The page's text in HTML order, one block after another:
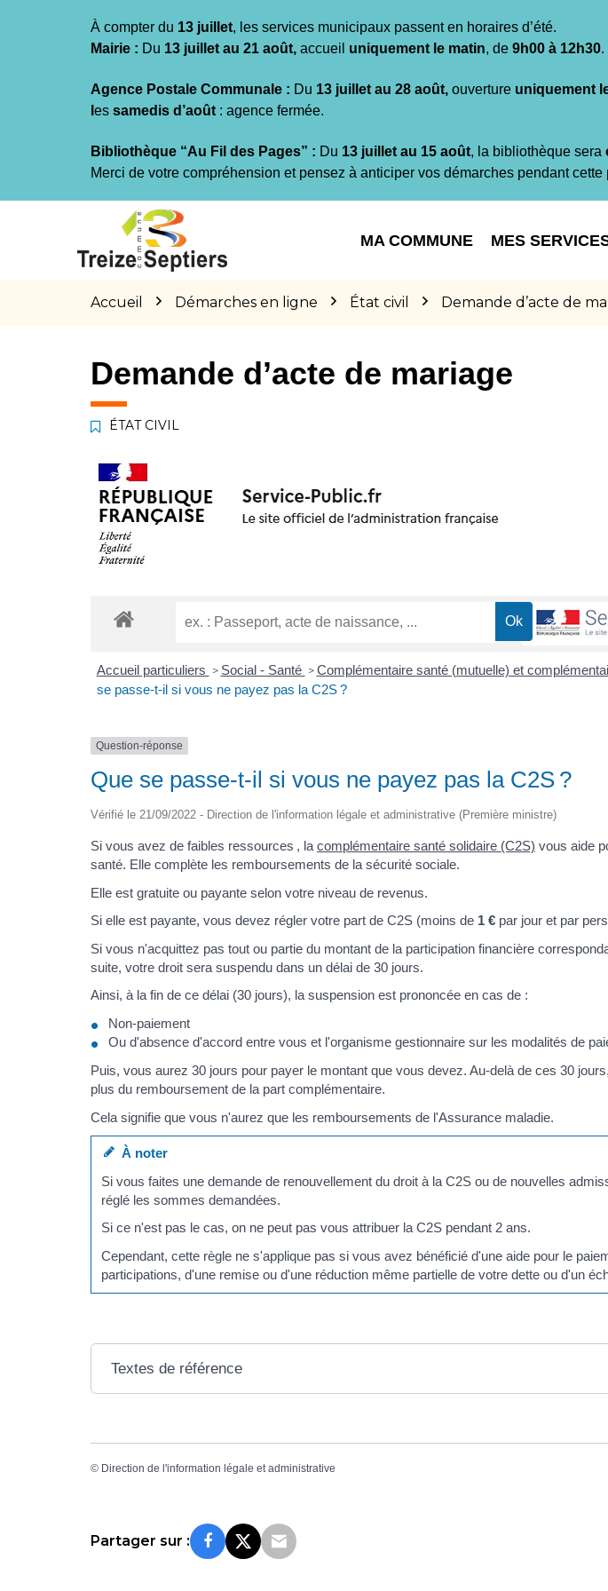
À compter du 13 juillet, les services municipaux passent en horaires d’été.
Mairie : Du 13 juillet au 21 août, accueil uniquement le matin, de 9h00 à 12h30.
Agence Postale Communale : Du 13 juillet au 28 août, ouverture uniquement
es samedis d’août : agence fermée.
Bibliothèque “Au Fil des Pages” : Du 13 juillet au 15 août, la bibliothèque sera
Merci de votre compréhension et pensez à anticiper vos démarches pendant cette
MA COMMUNE MES
Accueil Démarches en ligne État civil Demande d’acte de
Demande d’acte de mariage
ÉTAT CIVIL
Accueil particuliers > Social - Santé > Complémentaire santé (mutuelle) et
se passe-t-il si vous ne payez pas la C2S ?
Question-réponse
Que se passe-t-il si vous ne payez pas la C2S ?
Vérifié le 21/09/2022 - Direction de l'information légale et administrative (Première ministre)
Si vous avez de faibles ressources , la complémentaire santé solidaire (C2S) vous aide
santé. Elle complète les remboursements de la sécurité sociale.
Elle est gratuite ou payante selon votre niveau de revenus.
Si elle est payante, vous devez régler votre part de C2S (moins de 1 € par jour et par
Si vous n'acquittez pas tout ou partie du montant de la participation financière
suite, votre droit sera suspendu dans un délai de 30 jours.
Ainsi, à la fin de ce délai (30 jours), la suspension est prononcée en cas de :
Non-paiement
Ou d'absence d'accord entre vous et l'organisme gestionnaire sur les modalités de
Puis, vous aurez 30 jours pour payer le montant que vous devez. Au-delà de ces 30
plus du remboursement de la part complémentaire.
Cela signifie que vous n'aurez que les remboursements de l'Assurance maladie.
À noter
Si vous faites une demande de renouvellement du droit à la C2S ou de nouvelles
réglé les sommes demandées.
Si ce n'est pas le cas, on ne peut pas vous attribuer la C2S pendant 2 ans.
Cependant, cette règle ne s'applique pas si vous avez bénéficié d'une aide pour le
participations, d'une remise ou d'une réduction même partielle de votre dette ou d'un
Textes de référence
© Direction de l'information légale et administrative
Partager sur :